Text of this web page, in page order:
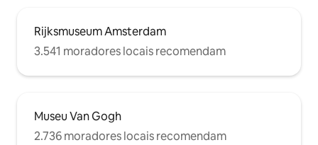
Rijksmuseum Amsterdam
3.541 moradores locais recomendam
Museu Van Gogh
2.736 moradores locais recomendam